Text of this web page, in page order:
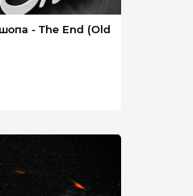
- The End (Old